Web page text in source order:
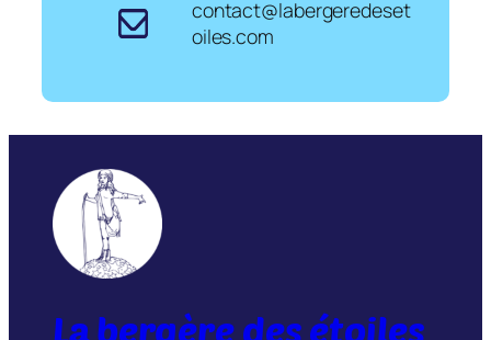
contact@labergeredeset
oiles.com
La bergère des étoiles